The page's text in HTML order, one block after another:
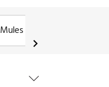
Mules
chevron_right